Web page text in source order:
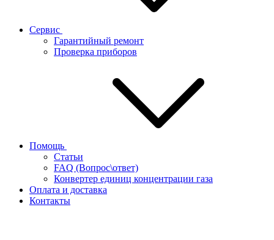
Сервис
Гарантийный ремонт
Проверка приборов
Помощь
Статьи
FAQ (Вопрос\ответ)
Конвертер единиц концентрации газа
Оплата и доставка
Контакты